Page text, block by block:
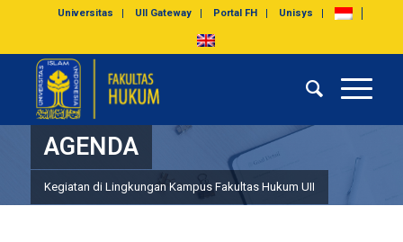
Universitas UII Gateway Portal FH Unisys
AGENDA
Kegiatan di Lingkungan Kampus Fakultas Hukum UII